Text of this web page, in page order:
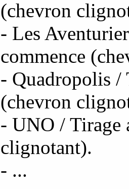
(chevron
- Les
commence
- Quadropolis /
(chevron
- UNO / Tirage
clignotant).
- ...